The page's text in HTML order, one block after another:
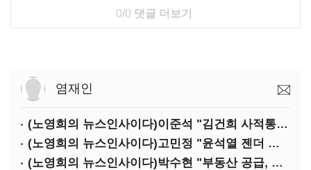
0/0 댓글 더보기
염재인
(노영희의 뉴스인사이다)이준석 "김건희 사적통화, '김지은 2차 가해' 성립 안 돼"
(노영희의 뉴스인사이다)고민정 "윤석열 젠더 갈라치기…갈등 불씨가 지지율 자양분"
(노영희의 뉴스인사이다)박수현 "부동산 공급, 역대 정부에 뒤지지 않아"